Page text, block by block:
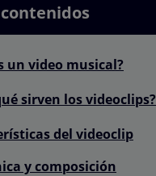
un video musical?
sirven los videoclips?
del videoclip
y composición